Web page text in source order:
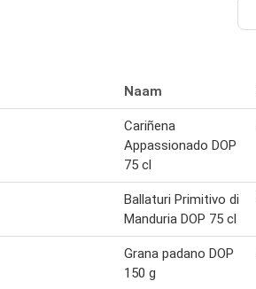
Naam
Cariñena
Appassionado DOP
75 cl
Ballaturi Primitivo di
Manduria DOP 75 cl
Grana padano DOP
150 g